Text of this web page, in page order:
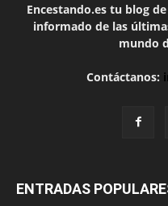
Encestando.es tu blog
informado de las
mundo
Contáctanos:
ENTRADAS